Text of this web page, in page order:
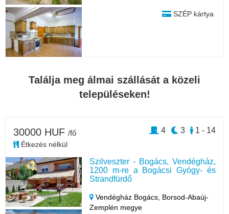
SZÉP kártya
Találja meg álmai szállását a közeli
településeken!
Szilveszter - Bogács, Vendégház,
1200 m-re a Bogácsi Gyógy- és
Strandfürdő
Vendégház Bogács, Borsod-Abaúj-
Zemplén megye
30000 HUF /fő
Étkezés nélkül
1 - 14
3
4